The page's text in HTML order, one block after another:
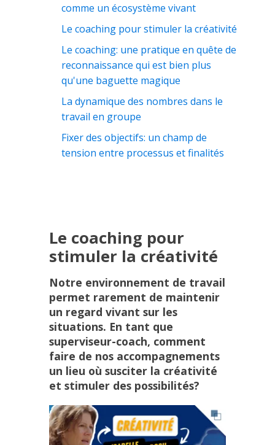
comme un écosystème vivant
Le coaching pour stimuler la créativité
Le coaching: une pratique en quête de
reconnaissance qui est bien plus
qu'une baguette magique
La dynamique des nombres dans le
travail en groupe
Fixer des objectifs: un champ de
tension entre processus et finalités
Le coaching pour
stimuler la créativité
Notre environnement de travail
permet rarement de maintenir
un regard vivant sur les
situations. En tant que
superviseur-coach, comment
faire de nos accompagnements
un lieu où susciter la créativité
et stimuler des possibilités?